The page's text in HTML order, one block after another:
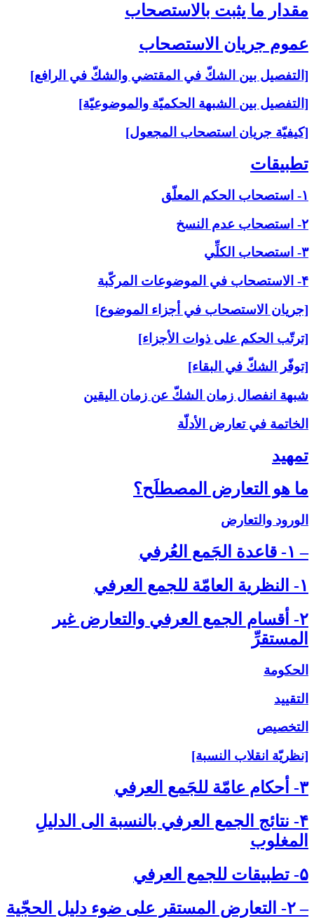
مقدار ما يثبت بالاستصحاب‏
عموم جريان الاستصحاب‏
[التفصيل بين الشكّ في المقتضي والشكّ في الرافع]
[التفصيل بين الشبهة الحكميّة والموضوعيّة]
[كيفيّة جريان استصحاب المجعول]
تطبيقات‏
۱- استصحاب الحكم المعلّق
۲- استصحاب عدم النسخ
۳- استصحاب الكلِّي
۴- الاستصحاب في الموضوعات المركّبة
[جريان الاستصحاب في أجزاء الموضوع]
[ترتّب الحكم على ذوات الأجزاء]
[توفّر الشكّ في البقاء]
شبهة انفصال زمان الشكّ عن زمان اليقين
الخاتمة في تعارض الأدلّة
تمهيد
ما هو التعارض المصطلَح؟
الورود والتعارض
– ۱- قاعدة الجَمع العُرفي‏
۱- النظرية العامّة للجمع العرفي‏
۲- أقسام الجمع العرفي والتعارض غير
المستقرِّ
الحكومة
التقييد
التخصيص
[نظريّة انقلاب النسبة]
۳- أحكام عامّة للجَمع العرفي‏
۴- نتائج الجمع العرفي بالنسبة الى‏ الدليلِ
المغلوب‏
۵- تطبيقات للجمع العرفي‏
– ۲- التعارض المستقر على‏ ضوء دليل الحجّية